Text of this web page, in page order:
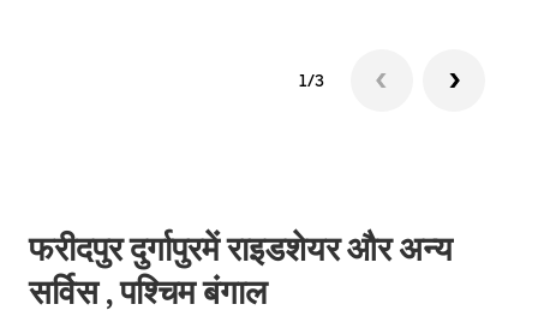
1/3
फरीदपुर दुर्गापुरमें राइडशेयर और अन्य
सर्विस , पश्चिम बंगाल